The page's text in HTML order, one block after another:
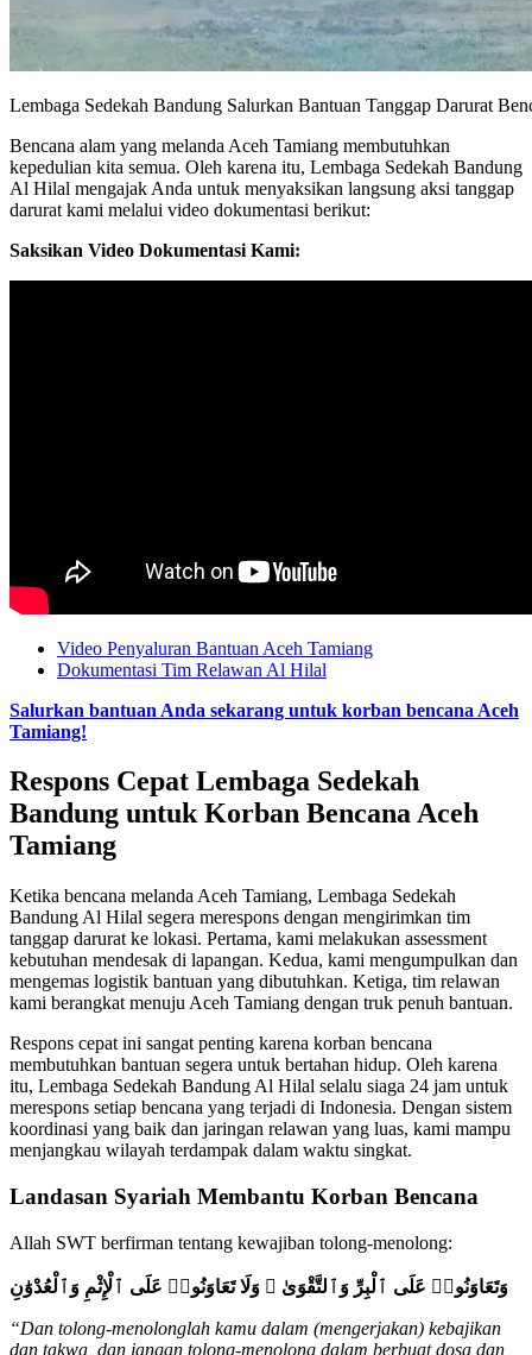
Lembaga Sedekah Bandung Salurkan Bantuan Tanggap Darurat
Bencana alam yang melanda Aceh Tamiang membutuhkan
kepedulian kita semua. Oleh karena itu, Lembaga Sedekah Bandung
Al Hilal mengajak Anda untuk menyaksikan langsung aksi tanggap
darurat kami melalui video dokumentasi berikut:
Saksikan Video Dokumentasi Kami:
Video Penyaluran Bantuan Aceh Tamiang
Dokumentasi Tim Relawan Al Hilal
Salurkan bantuan Anda sekarang untuk korban bencana Aceh
Tamiang!
Respons Cepat Lembaga Sedekah
Bandung untuk Korban Bencana Aceh
Tamiang
Ketika bencana melanda Aceh Tamiang, Lembaga Sedekah
Bandung Al Hilal segera merespons dengan mengirimkan tim
tanggap darurat ke lokasi. Pertama, kami melakukan assessment
kebutuhan mendesak di lapangan. Kedua, kami mengumpulkan dan
mengemas logistik bantuan yang dibutuhkan. Ketiga, tim relawan
kami berangkat menuju Aceh Tamiang dengan truk penuh bantuan.
Respons cepat ini sangat penting karena korban bencana
membutuhkan bantuan segera untuk bertahan hidup. Oleh karena
itu, Lembaga Sedekah Bandung Al Hilal selalu siaga 24 jam untuk
merespons setiap bencana yang terjadi di Indonesia. Dengan sistem
koordinasi yang baik dan jaringan relawan yang luas, kami mampu
menjangkau wilayah terdampak dalam waktu singkat.
Landasan Syariah Membantu Korban Bencana
Allah SWT berfirman tentang kewajiban tolong-menolong:
وَتَعَاوَنُوا۟ عَلَى ٱلْبِرِّ وَٱلتَّقْوَىٰ ۖ وَلَا تَعَاوَنُوا۟ عَلَى ٱلْإِثْمِ وَٱلْعُدْوَٰنِ
“Dan tolong-menolonglah kamu dalam (mengerjakan) kebajikan
dan takwa, dan jangan tolong-menolong dalam berbuat dosa dan